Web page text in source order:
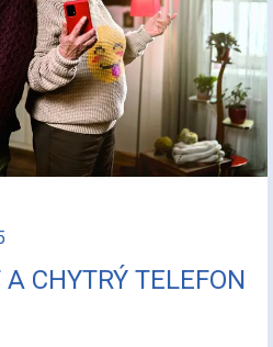
CHYTRÝ TELEFON